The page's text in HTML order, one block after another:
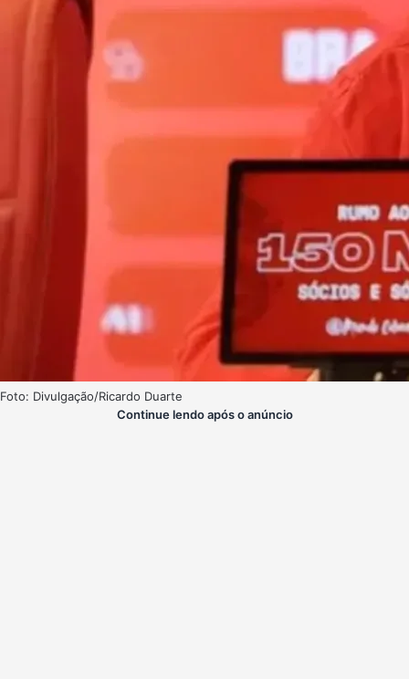
Foto: Divulgação/Ricardo Duarte
Continue lendo após o anúncio